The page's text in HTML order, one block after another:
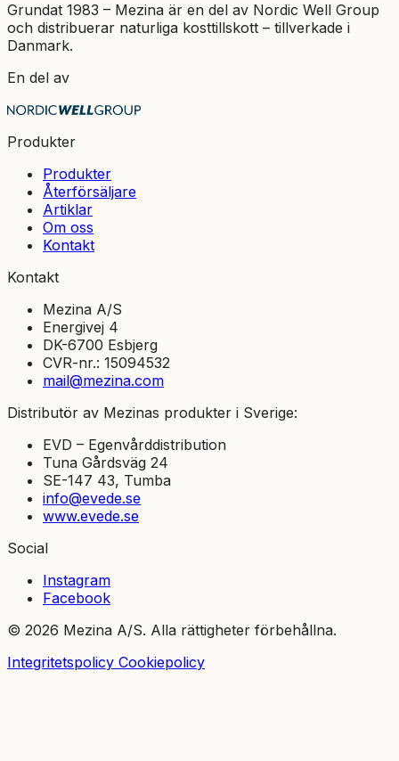
Grundat 1983 – Mezina är en del av Nordic Well Group
och distribuerar naturliga kosttillskott – tillverkade i
Danmark.
En del av
Produkter
Produkter
Återförsäljare
Artiklar
Om oss
Kontakt
Kontakt
Mezina A/S
Energivej 4
DK-6700 Esbjerg
CVR-nr.: 15094532
mail@mezina.com
Distributör av Mezinas produkter i Sverige:
EVD – Egenvårddistribution
Tuna Gårdsväg 24
SE-147 43, Tumba
info@evede.se
www.evede.se
Social
Instagram
Facebook
© 2026 Mezina A/S. Alla rättigheter förbehållna.
Integritetspolicy Cookiepolicy